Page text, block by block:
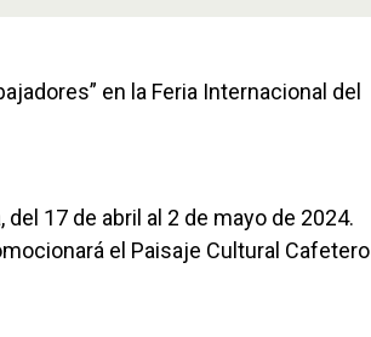
en la Feria Internacional del
17 de abril al 2 de mayo de 2024.
el Paisaje Cultural Cafetero